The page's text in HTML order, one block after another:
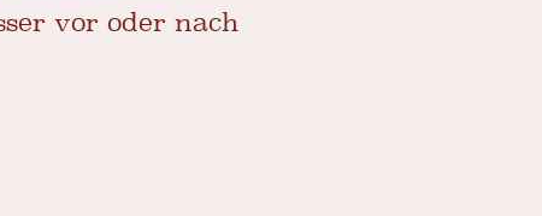
vor oder nach